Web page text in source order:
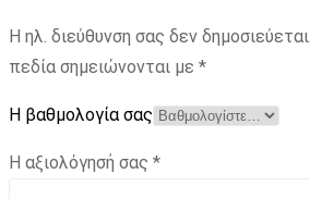
Η ηλ. διεύθυνση σας δεν δημοσιεύεται.
πεδία σημειώνονται με *
Η βαθμολογία σας
Η αξιολόγησή σας *